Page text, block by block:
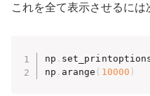
これを全て表示させるには
np .
np . arange ( 10000 )